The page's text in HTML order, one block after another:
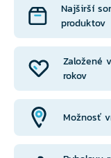
Založené
rokov
Možnosť
Najširší
produktov